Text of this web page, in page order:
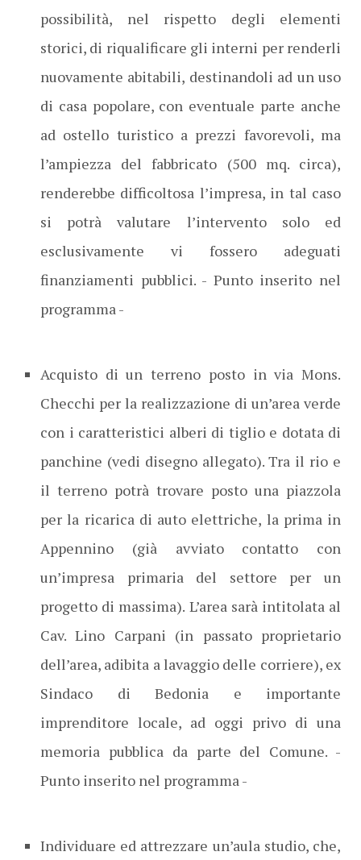
possibilità, nel rispetto degli elementi
storici, di riqualificare gli interni per renderli
nuovamente abitabili, destinandoli ad un uso
di casa popolare, con eventuale parte anche
ad ostello turistico a prezzi favorevoli, ma
l’ampiezza del fabbricato (500 mq. circa),
renderebbe difficoltosa l’impresa, in tal caso
si potrà valutare l’intervento solo ed
esclusivamente vi fossero adeguati
finanziamenti pubblici. - Punto inserito nel
programma -
Acquisto di un terreno posto in via Mons.
Checchi per la realizzazione di un’area verde
con i caratteristici alberi di tiglio e dotata di
panchine (vedi disegno allegato). Tra il rio e
il terreno potrà trovare posto una piazzola
per la ricarica di auto elettriche, la prima in
Appennino (già avviato contatto con
un’impresa primaria del settore per un
progetto di massima). L’area sarà intitolata al
Cav. Lino Carpani (in passato proprietario
dell’area, adibita a lavaggio delle corriere), ex
Sindaco di Bedonia e importante
imprenditore locale, ad oggi privo di una
memoria pubblica da parte del Comune. -
Punto inserito nel programma -
Individuare ed attrezzare un’aula studio, che,